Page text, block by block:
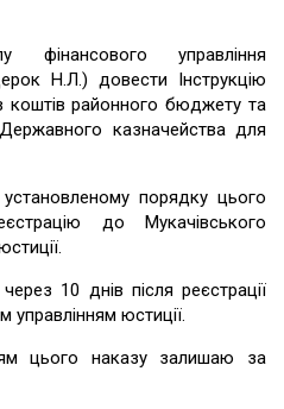
управління
Н.Л.) довести Інструкцію
коштів районного бюджету та
казначейства для
порядку цього
до Мукачівського
10 днів після реєстрації
управлінням юстиції.
цього наказу залишаю за